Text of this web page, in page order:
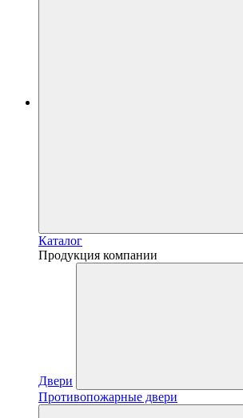
Каталог
Продукция компании
Двери
Противопожарные двери